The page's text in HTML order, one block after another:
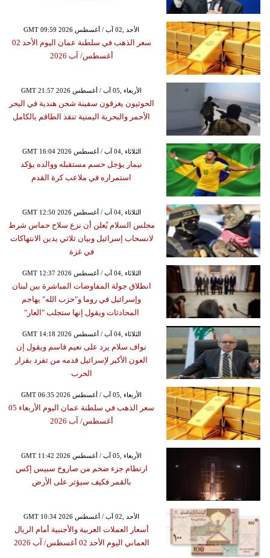
GMT 09:59 2026 الأحد ,02 آب / أغسطس
سعر الذهب في سلطنة عمان اليوم الأحد 02
أغسطس/ آب 2026
GMT 21:57 2026 الأربعاء ,05 آب / أغسطس
الحوثيون يغرقون سفينة شحن هندية في البحر
الأحمر والبحرية اليمنية تنقذ الطاقم بالكامل
GMT 16:04 2026 الثلاثاء ,04 آب / أغسطس
نيمار يؤجل حسم مستقبله ووالده يؤكد
استمراره في ملاعب كرة القدم
GMT 12:50 2026 الثلاثاء ,04 آب / أغسطس
مجلس السلام يُعلن أن نزع سلاح حماس شرط
لانسحاب إسرائيل وبيان ثلاثي يدين الانتهاكات
في غزة
GMT 12:37 2026 الثلاثاء ,04 آب / أغسطس
انطلاق جولة المفاوضات المباشرة بين لبنان
وإسرائيل في روما و"حزب الله" يهاجم
المحادثات ويقول إنها ستجلب "العار"
GMT 14:18 2026 الثلاثاء ,04 آب / أغسطس
نواف سلام يرد على نعيم قاسم ويقول إن
العون الأكبر لإسرائيل قدمه من تفرد بقرار
الحرب
GMT 06:35 2026 الأربعاء ,05 آب / أغسطس
سعر الذهب في سلطنة عمان اليوم الأربعاء 05
أغسطس/ آب 2026
GMT 11:42 2026 الأربعاء ,05 آب / أغسطس
ارتطام جزء ضخم من صاروخ سبيس إكس
بالقمر فكيف سيؤثر على الأرض
GMT 10:34 2026 الأحد ,02 آب / أغسطس
أسعار العملات العربية والأجنبية أمام الريال
العماني اليوم الأحد 02 أغسطس/ آب 2026